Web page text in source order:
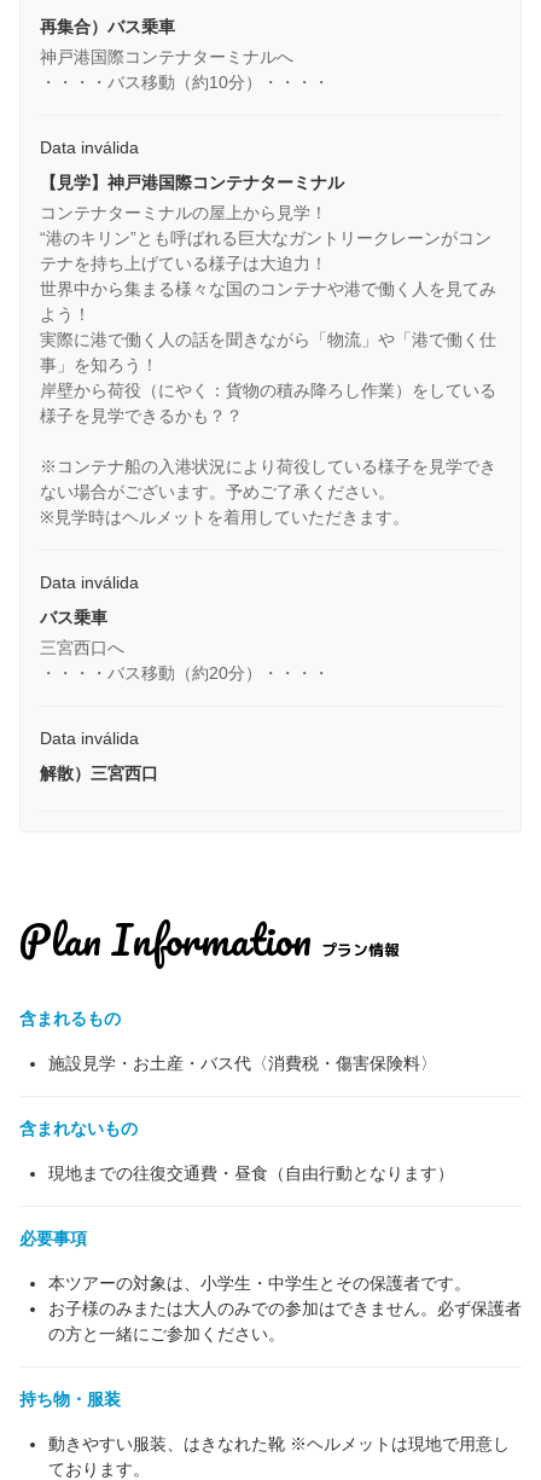
再集合）バス乗車
神戸港国際コンテナターミナルへ
・・・・バス移動（約10分）・・・・
Data inválida
【見学】神戸港国際コンテナターミナル
コンテナターミナルの屋上から見学！
“港のキリン”とも呼ばれる巨大なガントリークレーンがコン
テナを持ち上げている様子は大迫力！
世界中から集まる様々な国のコンテナや港で働く人を見てみ
よう！
実際に港で働く人の話を聞きながら「物流」や「港で働く仕
事」を知ろう！
岸壁から荷役（にやく：貨物の積み降ろし作業）をしている
様子を見学できるかも？？
※コンテナ船の入港状況により荷役している様子を見学でき
ない場合がございます。予めご了承ください。
※見学時はヘルメットを着用していただきます。
Data inválida
バス乗車
三宮西口へ
・・・・バス移動（約20分）・・・・
Data inválida
解散）三宮西口
Plan Information プラン情報
含まれるもの
施設見学・お土産・バス代〈消費税・傷害保険料〉
含まれないもの
現地までの往復交通費・昼食（自由行動となります）
必要事項
本ツアーの対象は、小学生・中学生とその保護者です。
お子様のみまたは大人のみでの参加はできません。必ず保護者
の方と一緒にご参加ください。
持ち物・服装
動きやすい服装、はきなれた靴 ※ヘルメットは現地で用意し
ております。